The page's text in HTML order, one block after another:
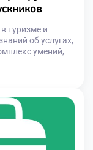
туризме и
об услугах,
умений,
условиям и
для развития
толерантность.